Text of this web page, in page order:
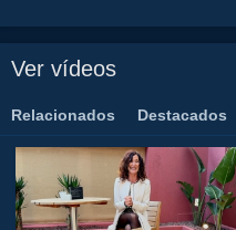
Ver vídeos
Relacionados Destacados